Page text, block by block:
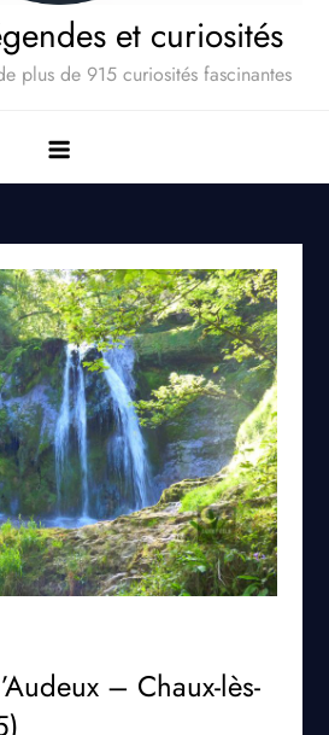
et curiosités
plus de 915 curiosités fascinantes
– Chaux-lès-